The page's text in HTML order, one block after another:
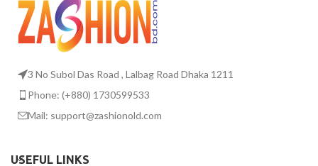
3 No Subol Das Road , Lalbag Road Dhaka 1211
Phone: (+880) 1730599533
Mail: support@zashionold.com
USEFUL LINKS